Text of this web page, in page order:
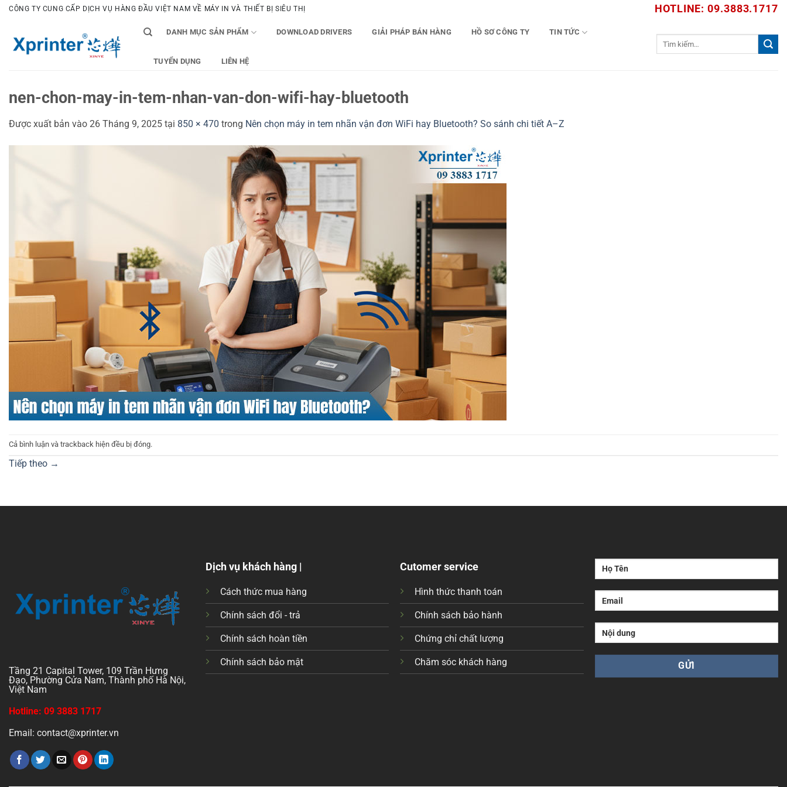
Bỏ
dung
CÔNG TY CUNG CẤP DỊCH VỤ HÀNG ĐẦU VIỆT NAM VỀ MÁY IN VÀ THIẾT BỊ SIÊU THỊ HOTLINE: 09.3883.1717
DANH MỤC SẢN PHẨM DOWNLOAD DRIVERS GIẢI PHÁP BÁN HÀNG HỒ SƠ CÔNG TY TIN TỨC
TUYỂN DỤNG LIÊN HỆ
nen-chon-may-in-tem-nhan-van-don-wifi-hay-bluetooth
Được xuất bản vào 26 Tháng 9, 2025 tại 850 × 470 trong Nên chọn máy in tem nhãn vận đơn WiFi hay Bluetooth? So sánh chi tiết A–Z
Cả bình luận và trackback hiện đều bị đóng.
Tiếp theo →
Tầng 21 Capital Tower, 109 Trần Hưng
Đạo, Phường Cửa Nam, Thành phố Hà Nội,
Việt Nam
Hotline: 09 3883 1717
Email: contact@xprinter.vn
Dịch vụ khách hàng |
Cách thức mua hàng
Chính sách đổi - trả
Chính sách hoàn tiền
Chính sách bảo mật
Cutomer service
Hình thức thanh toán
Chính sách bảo hành
Chứng chỉ chất lượng
Chăm sóc khách hàng